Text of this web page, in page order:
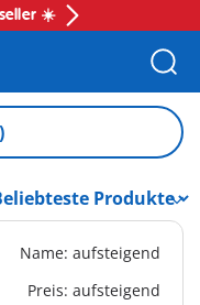
☀️
Name: aufsteigend
Preis: aufsteigend